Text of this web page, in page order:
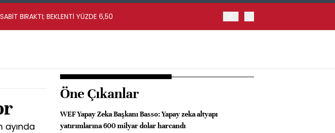
BIRAKTI; BEKLENTİ YÜZDE 6,50
ayında
Öne Çıkanlar
WEF Yapay Zeka Başkanı Basso: Yapay zeka altyapı
yatırımlarına 600 milyar dolar harcandı